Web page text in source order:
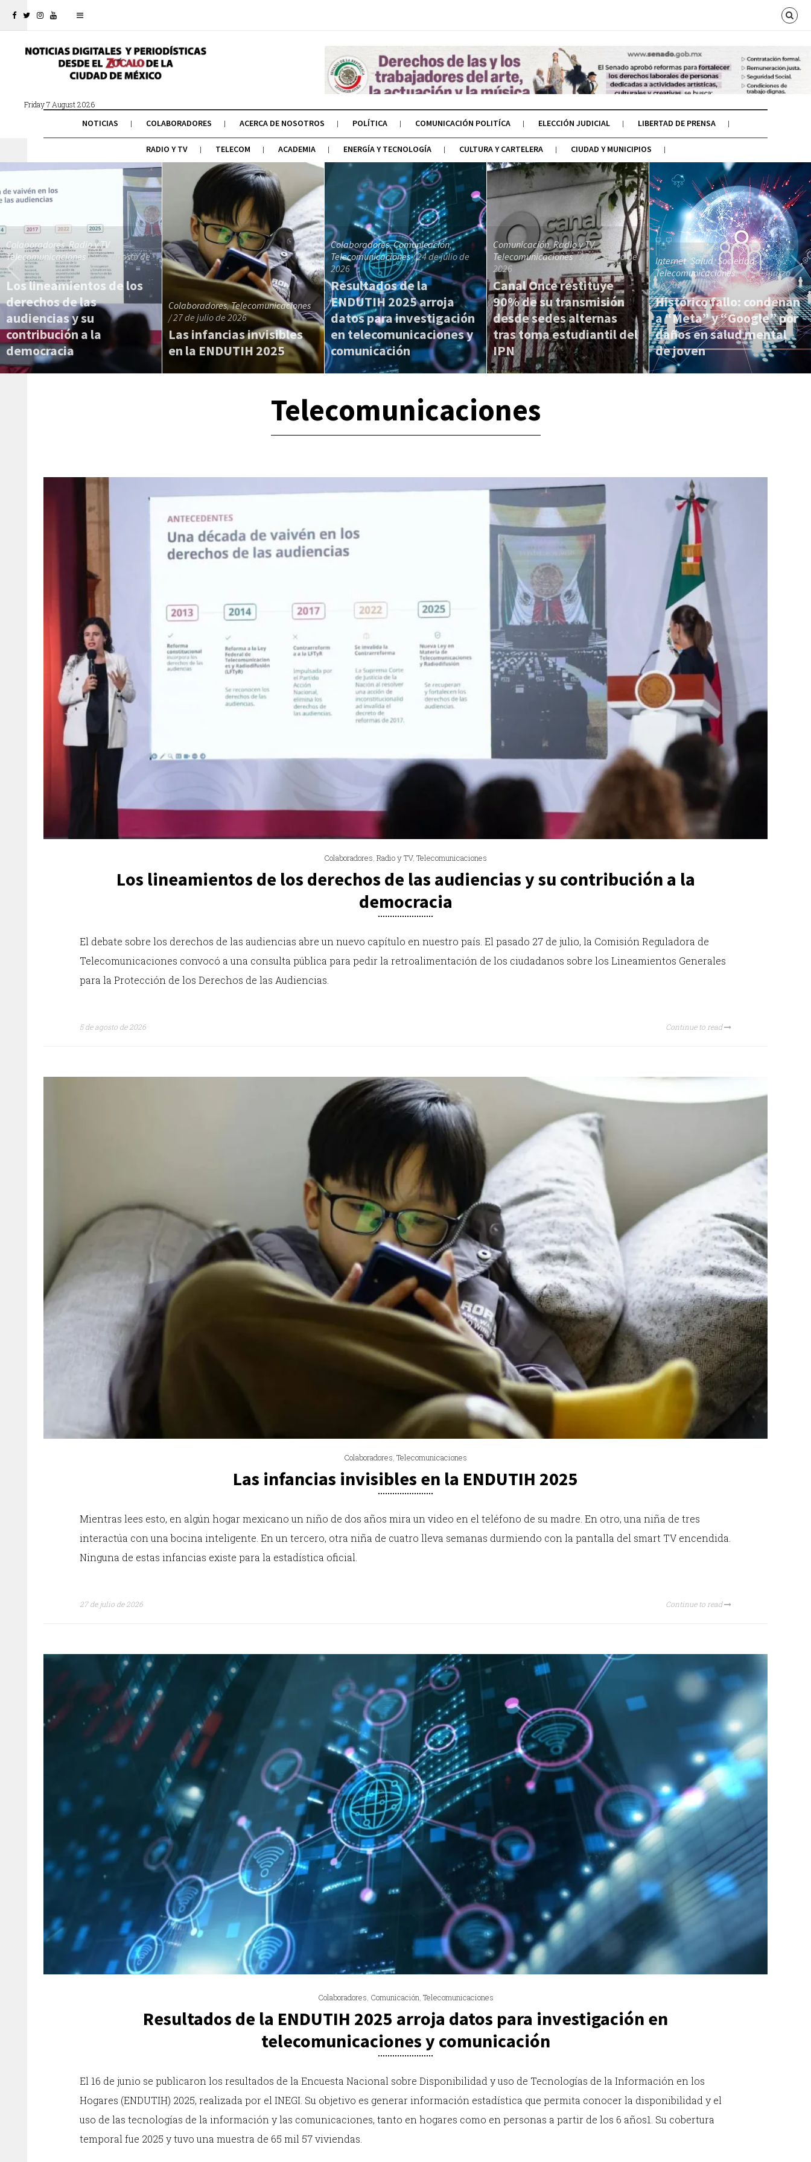
Friday 7 August 2026
NOTICIAS COLABORADORES ACERCA DE NOSOTROS POLÍTICA COMUNICACIÓN POLITÍCA ELECCIÓN JUDICIAL LIBERTAD DE PRENSA
RADIO Y TV TELECOM ACADEMIA ENERGÍA Y TECNOLOGÍA CULTURA Y CARTELERA CIUDAD Y MUNICIPIOS
Colaboradores,Radio y TV,
Telecomunicaciones / 5 de agosto de
2026
Los lineamientos de los
derechos de las
audiencias y su
contribución a la
democracia
Colaboradores,Telecomunicaciones
/ 27 de julio de 2026
Las infancias invisibles
en la ENDUTIH 2025
Colaboradores,Comunicación,
Telecomunicaciones/ 24 de julio de
2026
Resultados de la
ENDUTIH 2025 arroja
datos para investigación
en telecomunicaciones y
comunicación
Comunicación,Radio y TV,
Telecomunicaciones/ 27 de mayo de
2026
Canal Once restituye
90% de su transmisión
desde sedes alternas
tras toma estudiantil del
IPN
Internet,Salud,Sociedad,
Telecomunicaciones/ 31 de marzo
de 2026
Histórico fallo: condenan
a “Meta” y “Google” por
daños en salud mental
de joven
Telecomunicaciones
Colaboradores, Radio y TV, Telecomunicaciones
Los lineamientos de los derechos de las audiencias y su contribución a la
democracia
El debate sobre los derechos de las audiencias abre un nuevo capítulo en nuestro país. El pasado 27 de julio, la Comisión Reguladora de
Telecomunicaciones convocó a una consulta pública para pedir la retroalimentación de los ciudadanos sobre los Lineamientos Generales
para la Protección de los Derechos de las Audiencias.
5 de agosto de 2026 Continue to read
Colaboradores, Telecomunicaciones
Las infancias invisibles en la ENDUTIH 2025
Mientras lees esto, en algún hogar mexicano un niño de dos años mira un video en el teléfono de su madre. En otro, una niña de tres
interactúa con una bocina inteligente. En un tercero, otra niña de cuatro lleva semanas durmiendo con la pantalla del smart TV encendida.
Ninguna de estas infancias existe para la estadística oficial.
27 de julio de 2026 Continue to read
Colaboradores, Comunicación, Telecomunicaciones
Resultados de la ENDUTIH 2025 arroja datos para investigación en
telecomunicaciones y comunicación
El 16 de junio se publicaron los resultados de la Encuesta Nacional sobre Disponibilidad y uso de Tecnologías de la Información en los
Hogares (ENDUTIH) 2025, realizada por el INEGI. Su objetivo es generar información estadística que permita conocer la disponibilidad y el
uso de las tecnologías de la información y las comunicaciones, tanto en hogares como en personas a partir de los 6 años1. Su cobertura
temporal fue 2025 y tuvo una muestra de 65 mil 57 viviendas.